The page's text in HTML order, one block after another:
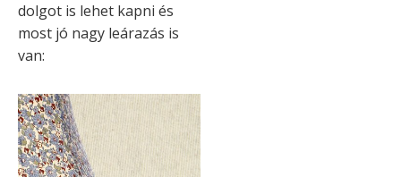
dolgot is lehet kapni és
most jó nagy leárazás is
van: